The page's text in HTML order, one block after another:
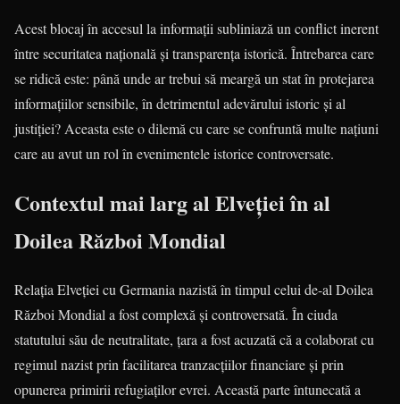
Acest blocaj în accesul la informații subliniază un conflict inerent
între securitatea națională și transparența istorică. Întrebarea care
se ridică este: până unde ar trebui să meargă un stat în protejarea
informațiilor sensibile, în detrimentul adevărului istoric și al
justiției? Aceasta este o dilemă cu care se confruntă multe națiuni
care au avut un rol în evenimentele istorice controversate.
Contextul mai larg al Elveției în al
Doilea Război Mondial
Relația Elveției cu Germania nazistă în timpul celui de-al Doilea
Război Mondial a fost complexă și controversată. În ciuda
statutului său de neutralitate, țara a fost acuzată că a colaborat cu
regimul nazist prin facilitarea tranzacțiilor financiare și prin
opunerea primirii refugiaților evrei. Această parte întunecată a